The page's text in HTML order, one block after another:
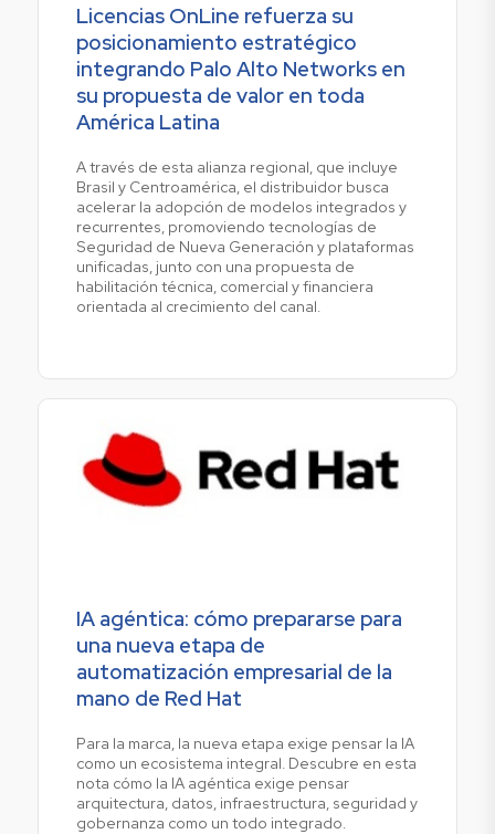
Licencias OnLine refuerza su
posicionamiento estratégico
integrando Palo Alto Networks en
su propuesta de valor en toda
América Latina
A través de esta alianza regional, que incluye
Brasil y Centroamérica, el distribuidor busca
acelerar la adopción de modelos integrados y
recurrentes, promoviendo tecnologías de
Seguridad de Nueva Generación y plataformas
unificadas, junto con una propuesta de
habilitación técnica, comercial y financiera
orientada al crecimiento del canal.
IA agéntica: cómo prepararse para
una nueva etapa de
automatización empresarial de la
mano de Red Hat
Para la marca, la nueva etapa exige pensar la IA
como un ecosistema integral. Descubre en esta
nota cómo la IA agéntica exige pensar
arquitectura, datos, infraestructura, seguridad y
gobernanza como un todo integrado.